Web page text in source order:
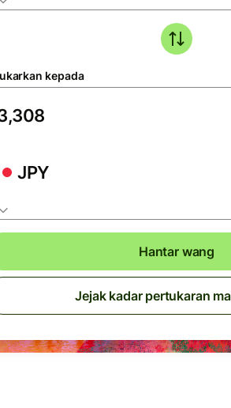
kepada
JPY
Hantar wang
Jejak kadar pertukaran